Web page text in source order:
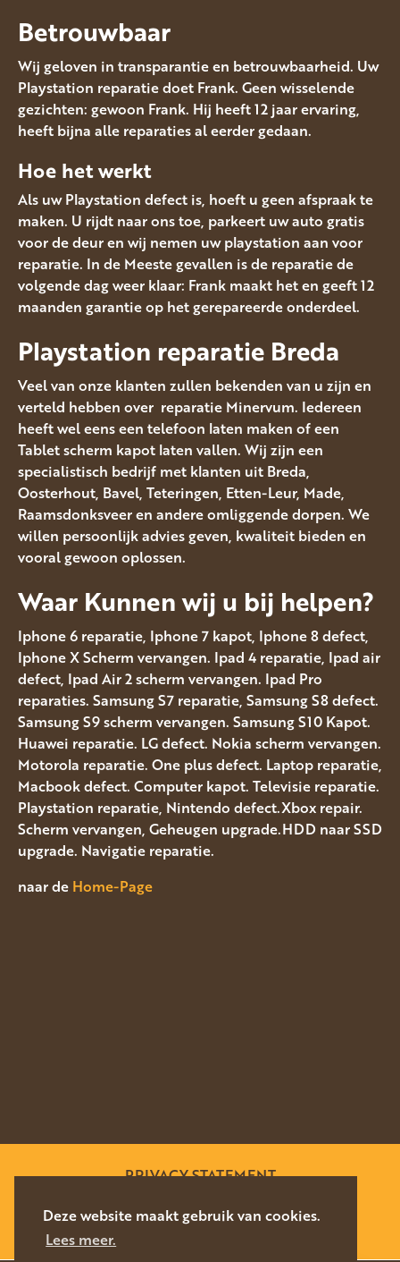
Deze website maakt gebruik van cookies.
Lees meer.
Betrouwbaar
Wij geloven in transparantie en betrouwbaarheid. Uw
Playstation reparatie doet Frank. Geen wisselende
gezichten: gewoon Frank. Hij heeft 12 jaar ervaring,
heeft bijna alle reparaties al eerder gedaan.
Hoe het werkt
Als uw Playstation defect is, hoeft u geen afspraak te
maken. U rijdt naar ons toe, parkeert uw auto gratis
voor de deur en wij nemen uw playstation aan voor
reparatie. In de Meeste gevallen is de reparatie de
volgende dag weer klaar: Frank maakt het en geeft 12
maanden garantie op het gerepareerde onderdeel.
Playstation reparatie Breda
Veel van onze klanten zullen bekenden van u zijn en
verteld hebben over reparatie Minervum. Iedereen
heeft wel eens een telefoon laten maken of een
Tablet scherm kapot laten vallen. Wij zijn een
specialistisch bedrijf met klanten uit Breda,
Oosterhout, Bavel, Teteringen, Etten-Leur, Made,
Raamsdonksveer en andere omliggende dorpen. We
willen persoonlijk advies geven, kwaliteit bieden en
vooral gewoon oplossen.
Waar Kunnen wij u bij helpen?
Iphone 6 reparatie, Iphone 7 kapot, Iphone 8 defect,
Iphone X Scherm vervangen. Ipad 4 reparatie, Ipad air
defect, Ipad Air 2 scherm vervangen. Ipad Pro
reparaties. Samsung S7 reparatie, Samsung S8 defect.
Samsung S9 scherm vervangen. Samsung S10 Kapot.
Huawei reparatie. LG defect. Nokia scherm vervangen.
Motorola reparatie. One plus defect. Laptop reparatie,
Macbook defect. Computer kapot. Televisie reparatie.
Playstation reparatie, Nintendo defect.Xbox repair.
Scherm vervangen, Geheugen upgrade.HDD naar SSD
upgrade. Navigatie reparatie.
naar de Home-Page
PRIVACY STATEMENT
WEBSITE DOOR